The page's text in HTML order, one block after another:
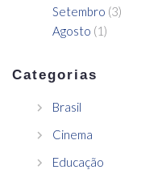
Setembro (3)
Agosto (1)
Categorias
Brasil
Cinema
Educação